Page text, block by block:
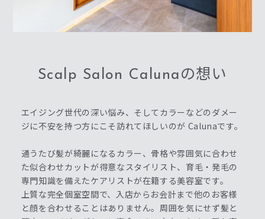
Scalp Salon Calunaの想い
エイジング世代の深い悩み、そしてカラーなどのダメー
ジに不安を持つ方にこそ訪れてほしいのが Calunaです。
通うたび髪が綺麗になるカラー、骨格や雰囲気に合わせ
た似合わせカットが得意なスタイリスト、育毛・発毛の
専門知識を備えたケアリストが在籍する美容室です。
上質な完全個室空間で、入店からお会計まで他のお客様
と顔を合わせることはありません。周囲を気にせず髪と